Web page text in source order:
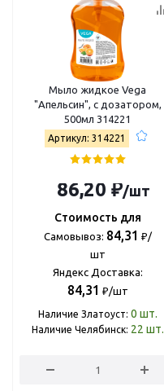
Мыло жидкое Vega
"Апельсин", с дозатором,
500мл 314221
Артикул: 314221
86,20 ₽/шт
Стоимость для
Самовывоз: 84,31 ₽/
шт
Яндекс Доставка:
84,31 ₽/шт
Наличие Златоуст: 0 шт.
Наличие Челябинск: 22 шт.